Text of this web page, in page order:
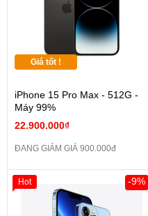
Giá tốt !
iPhone 15 Pro Max - 512G -
Máy 99%
22.900.000₫
ĐANG GIẢM GIÁ 900.000đ
-9%
Hot